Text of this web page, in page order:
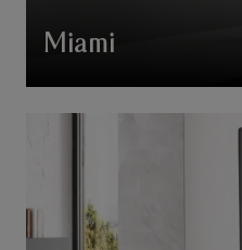
Miami